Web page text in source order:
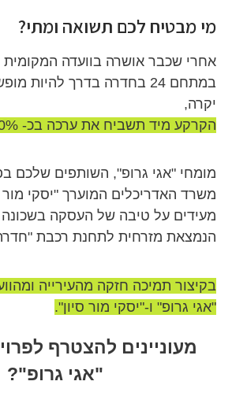
מי מבטיח לכם תשואה ומתי?
אחרי שכבר אושרה בוועדה המקומית
במתחם 24 בחדרה בדרך להיות
יקרה,
הקרקע מיד תשביח את ערכה בכ- 30% לפחות!
מומחי "אגי גרופ", השותפים שלכם
משרד האדריכלים המוערך "יסקי
מעידים על טיבה של העסקה
הנמצאת מזרחית לתחנת רכבת
בקיצור תמיכה חזקה מהעירייה
"אגי גרופ" ו-"יסקי מור סיון".
מעוניינים להצטרף
"אגי גרופ"?